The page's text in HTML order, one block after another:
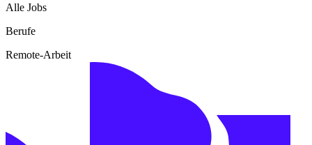
Alle Jobs
Berufe
Remote-Arbeit